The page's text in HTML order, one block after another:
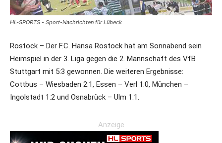
HL-SPORTS - Sport-Nachrichten für Lübeck
Rostock – Der F.C. Hansa Rostock hat am Sonnabend sein
Heimspiel in der 3. Liga gegen die 2. Mannschaft des VfB
Stuttgart mit 5:3 gewonnen. Die weiteren Ergebnisse:
Cottbus – Wiesbaden 2:1, Essen – Verl 1:0, München –
Ingolstadt 1:2 und Osnabrück – Ulm 1:1.
Anzeige